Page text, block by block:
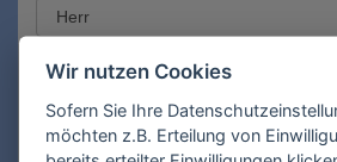
Vorname*:
Wir nutzen Cookies
Sofern Sie Ihre
möchten z.B. Erteilung von